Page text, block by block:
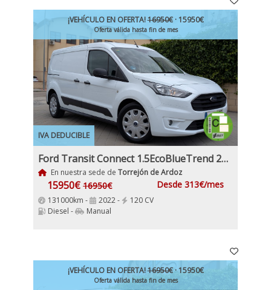
IVA DEDUCIBLE
¡VEHÍCULO EN OFERTA!16950€· 15950€
Oferta válida hasta fin de mes
Ford Transit Connect 1.5EcoBlueTrend 210 L2 4 Puertas 120Cv IVA y Garantía Inc Etiqueta C
En nuestra sede de Torrejón de Ardoz
15950€ 16950€ Desde 313€/mes
131000km - 2022 -
120 CV
Diesel -
Manual
¡VEHÍCULO EN OFERTA!16950€· 15950€
Oferta válida hasta fin de mes